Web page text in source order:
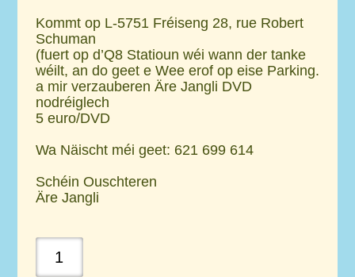
Kommt op L-5751 Fréiseng 28, rue Robert
Schuman
(fuert op d’Q8 Statioun wéi wann der tanke
wéilt, an do geet e Wee erof op eise Parking.
a mir verzauberen Äre Jangli DVD
nodréiglech
5 euro/DVD
Wa Näischt méi geet: 621 699 614
Schéin Ouschteren
Äre Jangli
Dem
Thelma